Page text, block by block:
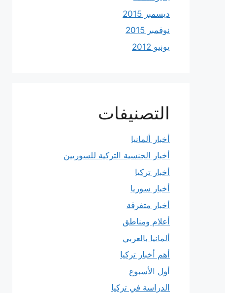
ديسمبر 2015
نوفمبر 2015
يونيو 2012
التصنيفات
أخبار ألمانيا
أخبار الجنسية التركية للسوريين
أخبار تركيا
أخبار سوريا
أخبار متفرقة
أعلام ومناطق
ألمانيا بالعربي
أهم أخبار تركيا
أول الأسبوع
الدراسة في تركيا